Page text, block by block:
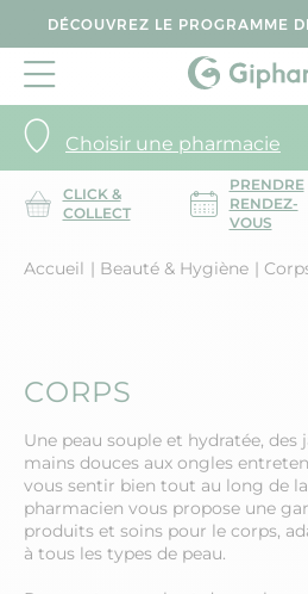
DÉCOUVREZ LE PROGRAMME
Choisir une pharmacie
CLICK &
COLLECT
PRENDRE
RENDEZ-
VOUS
Accueil Beauté & Hygiène
CORPS
Une peau souple et hydratée, des
mains douces aux ongles
vous sentir bien tout au long de
pharmacien vous propose une
produits et soins pour le corps,
à tous les types de peau.